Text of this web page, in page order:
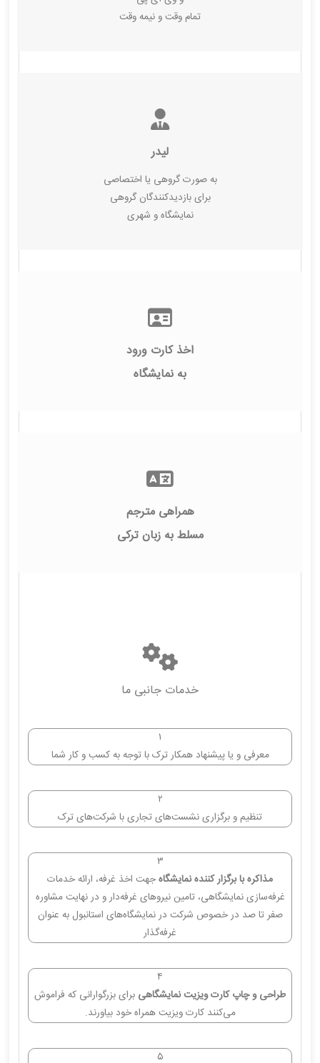
تمام وقت و نیمه وقت
لیدر
به صورت گروهی یا اختصاصی
برای بازدیدکنندگان گروهی
نمایشگاه و شهری
اخذ کارت ورود
به نمایشگاه
همراهی مترجم
مسلط به زبان ترکی
خدمات جانبی ما
۱
معرفی و یا پیشنهاد همکار ترک با توجه به کسب و کار شما
۲
تنظیم و برگزاری نشست‌های تجاری با شرکت‌های ترک
۳
مذاکره با برگزار کننده نمایشگاهجهت اخذ غرفه، ارائه خدمات
غرفه‌سازی نمایشگاهی، تامین نیروهای غرفه‌دار و در نهایت مشاوره
صفر تا صد در خصوص شرکت در نمایشگاه‌های استانبول به عنوان
غرفه‌گذار
۴
طراحی و چاپ کارت ویزیت نمایشگاهی برای بزرگوارانی که فراموش
می‌کنند کارت ویزیت همراه خود بیاورند.
۵